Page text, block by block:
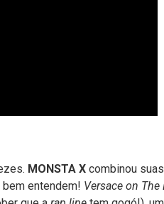
MONSTA X combinou
entendem! Versace on The